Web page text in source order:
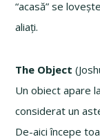
“acasă” se
aliați.
The Object
Un obiect apare
considerat un
De-aici începe